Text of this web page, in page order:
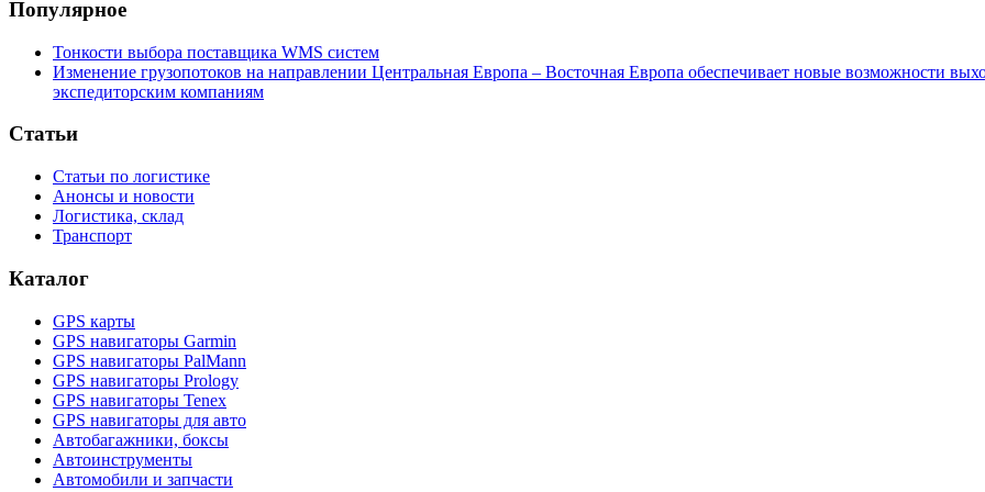
Популярное
Тонкости выбора поставщика WMS систем
Изменение грузопотоков на направлении Центральная Европа – Восточная Европа обеспечивает новые возможности
экспедиторским компаниям
Статьи
Статьи по логистике
Анонсы и новости
Логистика, склад
Транспорт
Каталог
GPS карты
GPS навигаторы Garmin
GPS навигаторы PalMann
GPS навигаторы Prology
GPS навигаторы Tenex
GPS навигаторы для авто
Автобагажники, боксы
Автоинструменты
Автомобили и запчасти